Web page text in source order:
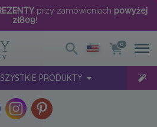
przy zamówieniach powyżej
zł809!
0
PRODUKTY